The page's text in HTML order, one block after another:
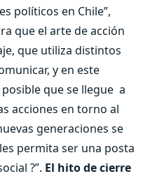
políticos en Chile”,
que el arte de acción
que utiliza distintos
y en este
que se llegue a
acciones en torno al
generaciones se
permita ser una posta
?”. El hito de cierre